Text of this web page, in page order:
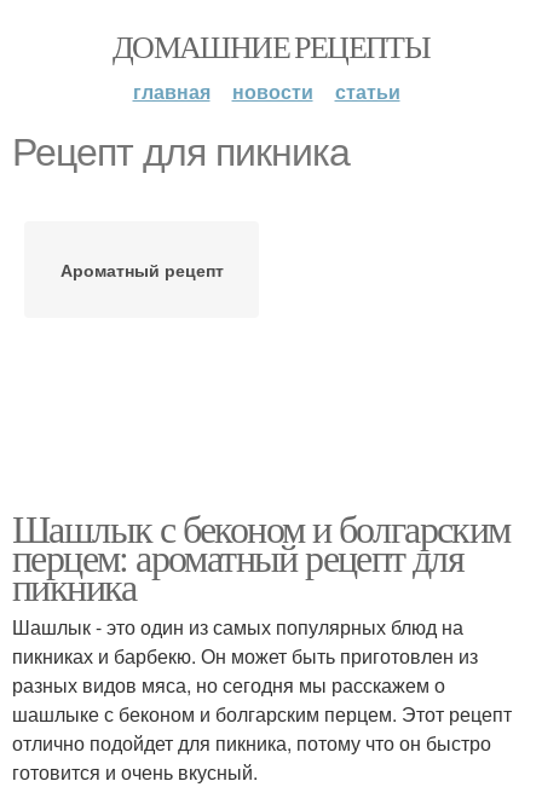
ДОМАШНИЕ РЕЦЕПТЫ
главная новости статьи
Рецепт для пикника
Ароматный рецепт
Шашлык с беконом и болгарским
перцем: ароматный рецепт для
пикника
Шашлык - это один из самых популярных блюд на
пикниках и барбекю. Он может быть приготовлен из
разных видов мяса, но сегодня мы расскажем о
шашлыке с беконом и болгарским перцем. Этот рецепт
отлично подойдет для пикника, потому что он быстро
готовится и очень вкусный.